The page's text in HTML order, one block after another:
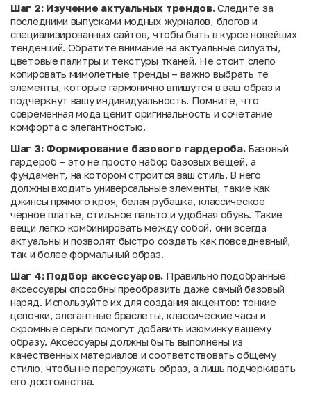
Шаг 2: Изучение актуальных трендов.Следите за
последними выпусками модных журналов, блогов и
специализированных сайтов, чтобы быть в курсе новейших
тенденций. Обратите внимание на актуальные силуэты,
цветовые палитры и текстуры тканей. Не стоит слепо
копировать мимолетные тренды – важно выбрать те
элементы, которые гармонично впишутся в ваш образ и
подчеркнут вашу индивидуальность. Помните, что
современная мода ценит оригинальность и сочетание
комфорта с элегантностью.
Шаг 3: Формирование базового гардероба.Базовый
гардероб – это не просто набор базовых вещей, а
фундамент, на котором строится ваш стиль. В него
должны входить универсальные элементы, такие как
джинсы прямого кроя, белая рубашка, классическое
черное платье, стильное пальто и удобная обувь. Такие
вещи легко комбинировать между собой, они всегда
актуальны и позволят быстро создать как повседневный,
так и более формальный образ.
Шаг 4: Подбор аксессуаров. Правильно подобранные
аксессуары способны преобразить даже самый базовый
наряд. Используйте их для создания акцентов: тонкие
цепочки, элегантные браслеты, классические часы и
скромные серьги помогут добавить изюминку вашему
образу. Аксессуары должны быть выполнены из
качественных материалов и соответствовать общему
стилю, чтобы не перегружать образ, а лишь подчеркивать
его достоинства.